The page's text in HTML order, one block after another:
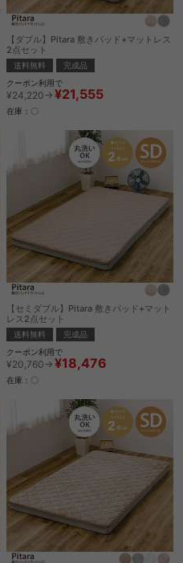
【ダブル】Pitara 敷きパッド+マットレス
2点セット
送料無料
完成品
クーポン利用で
¥24,220→ ¥21,555
在庫：〇
【セミダブル】Pitara 敷きパッド+マット
レス2点セット
送料無料
完成品
クーポン利用で
¥20,760→ ¥18,476
在庫：〇